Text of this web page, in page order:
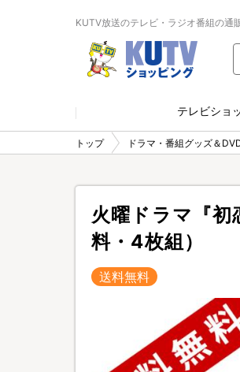
KUTV放送のテレビ・ラジオ番組の通
テレビショ
トップ ドラマ・番組グッズ＆
火曜ドラマ『
料・4枚組）
送料無料